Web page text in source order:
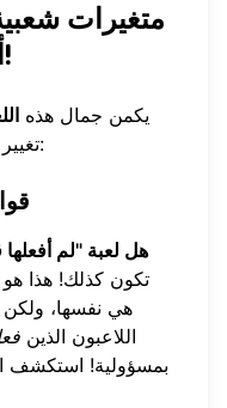
متغيرات
أضف التوابل إلى لعبتك!
يكمن جمال هذه
:
هل لعبة "لم
تكون كذلك! هذا هو
هي نفسها، ولكن
اللاعبون الذين
بمسؤولية! استكشف